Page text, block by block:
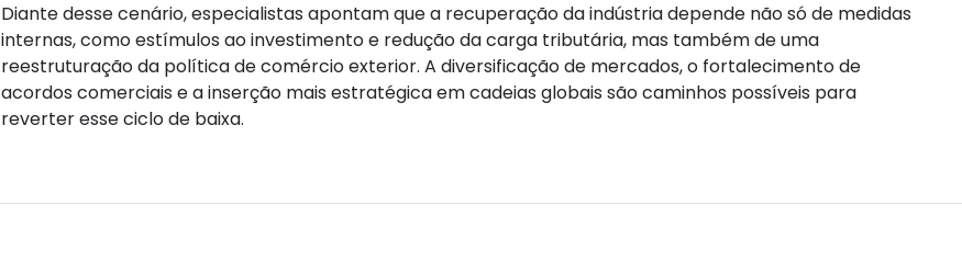
Diante desse cenário, especialistas apontam que a recuperação da indústria depende não só de medidas
internas, como estímulos ao investimento e redução da carga tributária, mas também de uma
reestruturação da política de comércio exterior. A diversificação de mercados, o fortalecimento de
acordos comerciais e a inserção mais estratégica em cadeias globais são caminhos possíveis para
reverter esse ciclo de baixa.